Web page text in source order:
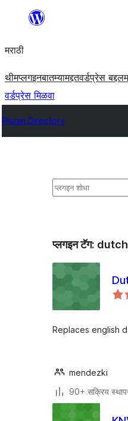
सामुग्रीवर
मराठी
थीमप्लगइनबातम्यामद्दतवर्डप्रेस बद्दल
वर्डप्रेस मिळवा
Plugin Directory
शोधा
प्लगइन टॅग: dutch
Replaces english
mendezki
90+ सक्रिय